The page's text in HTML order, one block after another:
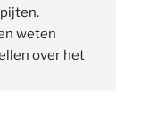
weten
over het